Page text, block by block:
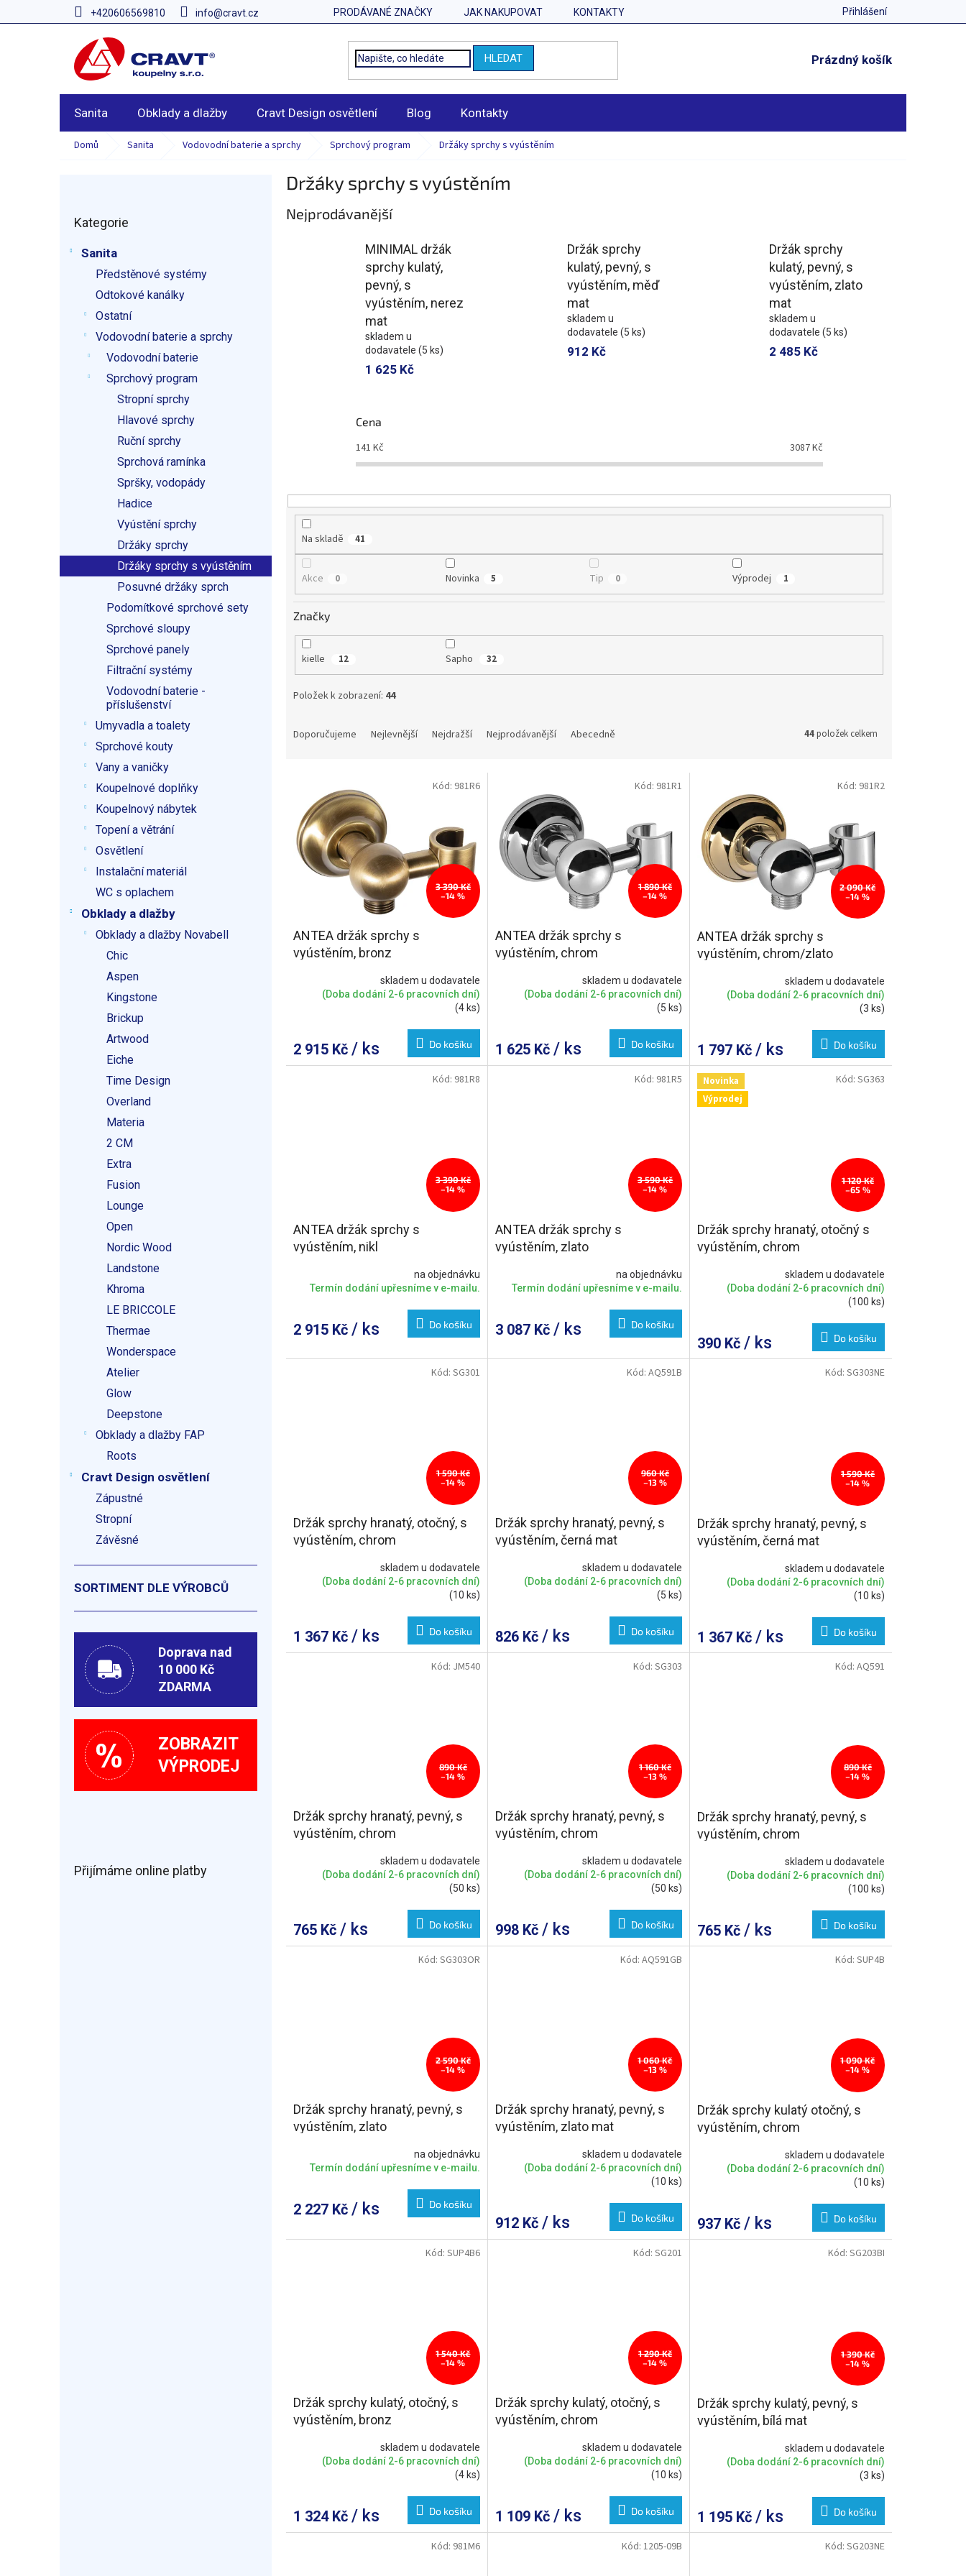
na
+420606569810 info@cravt.cz PRODÁVANÉ ZNAČKY JAK NAKUPOVAT KONTAKTY Přihlášení
HLEDAT
NÁKUPNÍ
Prázdný košík
Sanita Obklady a dlažby Cravt Design osvětlení Blog Kontakty
Domů Sanita Vodovodní baterie a sprchy Sprchový program Držáky sprchy s vyústěním
kategorie
Kategorie
Sanita
Předstěnové systémy
Odtokové kanálky
Ostatní
Vodovodní baterie a sprchy
Vodovodní baterie
Sprchový program
Stropní sprchy
Hlavové sprchy
Ruční sprchy
Sprchová ramínka
Spršky, vodopády
Hadice
Vyústění sprchy
Držáky sprchy
Držáky sprchy s vyústěním
Posuvné držáky sprch
Podomítkové sprchové sety
Sprchové sloupy
Sprchové panely
Filtrační systémy
Vodovodní baterie -
příslušenství
Umyvadla a toalety
Sprchové kouty
Vany a vaničky
Koupelnové doplňky
Koupelnový nábytek
Topení a větrání
Osvětlení
Instalační materiál
WC s oplachem
Obklady a dlažby
Obklady a dlažby Novabell
Chic
Aspen
Kingstone
Brickup
Artwood
Eiche
Time Design
Overland
Materia
2 CM
Extra
Fusion
Lounge
Open
Nordic Wood
Landstone
Khroma
LE BRICCOLE
Thermae
Wonderspace
Atelier
Glow
Deepstone
Obklady a dlažby FAP
Roots
Cravt Design osvětlení
Zápustné
Stropní
Závěsné
SORTIMENT DLE VÝROBCŮ
Doprava nad
10 000 Kč
ZDARMA
ZOBRAZIT
VÝPRODEJ
Přijímáme online platby
Držáky sprchy s vyústěním
Nejprodávanější
MINIMAL držák
sprchy kulatý,
pevný, s
vyústěním, nerez
mat
skladem u
dodavatele (5 ks)
1 625 Kč
Držák sprchy
kulatý, pevný, s
vyústěním, měď
mat
skladem u
dodavatele (5 ks)
912 Kč
Držák sprchy
kulatý, pevný, s
vyústěním, zlato
mat
skladem u
dodavatele (5 ks)
2 485 Kč
Cena
141 Kč 3087Kč
Na skladě 41
Akce 0 Novinka 5 Tip 0 Výprodej 1
Značky
kielle 12 Sapho 32
Položek k zobrazení: 44
Doporučujeme Nejlevnější Nejdražší Nejprodávanější Abecedně 44položek celkem
3 390 Kč
–14 %
ANTEA držák sprchy s
vyústěním, bronz
skladem u dodavatele
(Doba dodání 2-6 pracovních dní)
(4 ks)
2 915 Kč / ks Do košíku
Kód: 981R6
1 890 Kč
–14 %
ANTEA držák sprchy s
vyústěním, chrom
skladem u dodavatele
(Doba dodání 2-6 pracovních dní)
(5 ks)
1 625 Kč / ks Do košíku
Kód: 981R1
2 090 Kč
–14 %
ANTEA držák sprchy s
vyústěním, chrom/zlato
skladem u dodavatele
(Doba dodání 2-6 pracovních dní)
(3 ks)
1 797 Kč / ks Do košíku
Kód: 981R2
3 390 Kč
–14 %
ANTEA držák sprchy s
vyústěním, nikl
na objednávku
Termín dodání upřesníme v e-mailu.
2 915 Kč / ks Do košíku
Kód: 981R8
3 590 Kč
–14 %
ANTEA držák sprchy s
vyústěním, zlato
na objednávku
Termín dodání upřesníme v e-mailu.
3 087 Kč / ks Do košíku
Kód: 981R5
Novinka
Výprodej
1 120 Kč
–65 %
Držák sprchy hranatý, otočný s
vyústěním, chrom
skladem u dodavatele
(Doba dodání 2-6 pracovních dní)
(100 ks)
390 Kč / ks Do košíku
Kód: SG363
1 590 Kč
–14 %
Držák sprchy hranatý, otočný, s
vyústěním, chrom
skladem u dodavatele
(Doba dodání 2-6 pracovních dní)
(10 ks)
1 367 Kč / ks Do košíku
Kód: SG301
960 Kč
–13 %
Držák sprchy hranatý, pevný, s
vyústěním, černá mat
skladem u dodavatele
(Doba dodání 2-6 pracovních dní)
(5 ks)
826 Kč / ks Do košíku
Kód: AQ591B
1 590 Kč
–14 %
Držák sprchy hranatý, pevný, s
vyústěním, černá mat
skladem u dodavatele
(Doba dodání 2-6 pracovních dní)
(10 ks)
1 367 Kč / ks Do košíku
Kód: SG303NE
890 Kč
–14 %
Držák sprchy hranatý, pevný, s
vyústěním, chrom
skladem u dodavatele
(Doba dodání 2-6 pracovních dní)
(50 ks)
765 Kč / ks Do košíku
Kód: JM540
1 160 Kč
–13 %
Držák sprchy hranatý, pevný, s
vyústěním, chrom
skladem u dodavatele
(Doba dodání 2-6 pracovních dní)
(50 ks)
998 Kč / ks Do košíku
Kód: SG303
890 Kč
–14 %
Držák sprchy hranatý, pevný, s
vyústěním, chrom
skladem u dodavatele
(Doba dodání 2-6 pracovních dní)
(100 ks)
765 Kč / ks Do košíku
Kód: AQ591
2 590 Kč
–14 %
Držák sprchy hranatý, pevný, s
vyústěním, zlato
na objednávku
Termín dodání upřesníme v e-mailu.
2 227 Kč / ks Do košíku
Kód: SG303OR
1 060 Kč
–13 %
Držák sprchy hranatý, pevný, s
vyústěním, zlato mat
skladem u dodavatele
(Doba dodání 2-6 pracovních dní)
(10 ks)
912 Kč / ks Do košíku
Kód: AQ591GB
1 090 Kč
–14 %
Držák sprchy kulatý otočný, s
vyústěním, chrom
skladem u dodavatele
(Doba dodání 2-6 pracovních dní)
(10 ks)
937 Kč / ks Do košíku
Kód: SUP4B
1 540 Kč
–14 %
Držák sprchy kulatý, otočný, s
vyústěním, bronz
skladem u dodavatele
(Doba dodání 2-6 pracovních dní)
(4 ks)
1 324 Kč / ks Do košíku
Kód: SUP4B6
1 290 Kč
–14 %
Držák sprchy kulatý, otočný, s
vyústěním, chrom
skladem u dodavatele
(Doba dodání 2-6 pracovních dní)
(10 ks)
1 109 Kč / ks Do košíku
Kód: SG201
1 390 Kč
–14 %
Držák sprchy kulatý, pevný, s
vyústěním, bílá mat
skladem u dodavatele
(Doba dodání 2-6 pracovních dní)
(3 ks)
1 195 Kč / ks Do košíku
Kód: SG203BI
Kód: 981M6 Kód: 1205-09B Kód: SG203NE